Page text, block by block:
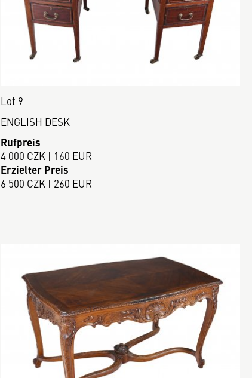
Lot 9
ENGLISH DESK
Rufpreis
4 000 CZK | 160 EUR
Erzielter Preis
6 500 CZK | 260 EUR